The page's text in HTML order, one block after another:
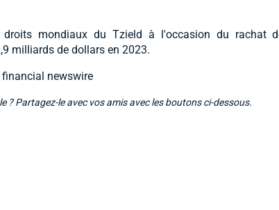
mondiaux du Tzield à l'occasion du rachat
milliards de dollars en 2023.
newswire
? Partagez-le avec vos amis avec les boutons ci-dessous.